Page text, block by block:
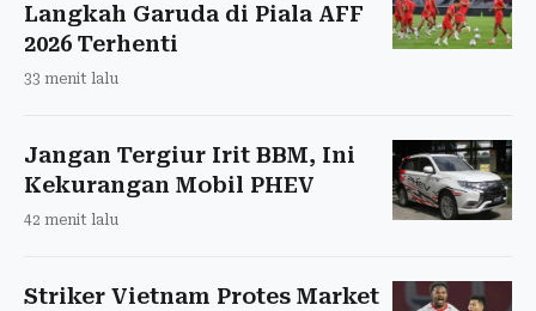
Langkah Garuda di Piala AFF
2026 Terhenti
33 menit lalu
Jangan Tergiur Irit BBM, Ini
Kekurangan Mobil PHEV
42 menit lalu
Striker Vietnam Protes Market